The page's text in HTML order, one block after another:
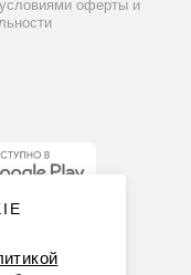
оферты и
80